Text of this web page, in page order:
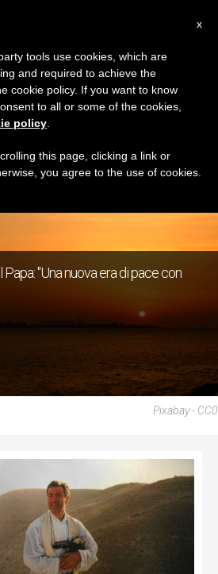
21st, 2017
Papa: "Una nuova era di pace con
Pixabay - CC0
x
tools use cookies, which are
and required to achieve the
cookie policy. If you want to know
to all or some of the cookies,
policy
this page, clicking a link or
you agree to the use of cookies.